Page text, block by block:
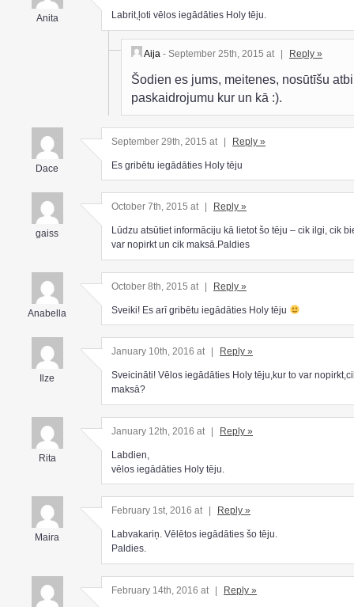
Anita Labrit,ļoti vēlos iegādāties Holy tēju.
Aija - September 25th, 2015 at Reply »
Šodien es jums, meitenes, nosūtīšu
paskaidrojumu kur un kā :).
Dace
September 29th, 2015 at | Reply »
Es gribētu iegādāties Holy tēju
gaiss
October 7th, 2015 at Reply »
Lūdzu atsūtiet informāciju kā lietot šo tēju – cik ilgi, cik
var nopirkt un cik maksā.Paldies
Anabella
October 8th, 2015 at | Reply »
Sveiki! Es arī gribētu iegādāties Holy tēju
Ilze
January 10th, 2016 at Reply »
Sveicināti! Vēlos iegādāties Holy tēju,kur to var
maksā?
Rita
January 12th, 2016 at | Reply »
Labdien,
vēlos iegādāties Holy tēju.
Maira
February 1st, 2016 at Reply »
Labvakariņ. Vēlētos iegādāties šo tēju.
Paldies.
February 14th, 2016 at Reply »